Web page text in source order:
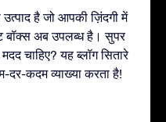
उत्पाद है जो आपकी ज़िंदगी में
बॉक्स अब उपलब्ध है। सुपर
चाहिए? यह ब्लॉग सितारे
कदम व्याख्या करता है!